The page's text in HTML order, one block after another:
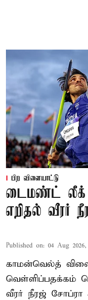
பிற விளையாட்டு
டைமண்ட் லீக்
எறிதல் வீரர்
Published on: 04 Aug
காமன்வெல்த்
வெள்ளிப்பதக்கம்
வீரர் நீரஜ் சோப்ரா